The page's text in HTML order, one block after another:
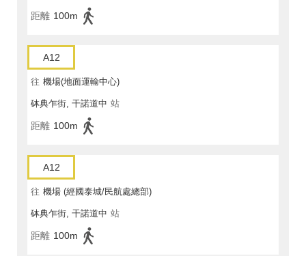
距離 100m
A12
往 機場(地面運輸中心)
砵典乍街, 干諾道中 站
距離 100m
A12
往 機場 (經國泰城/民航處總部)
砵典乍街, 干諾道中 站
距離 100m